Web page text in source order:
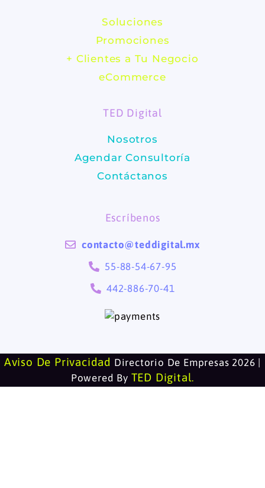
c
e
b
o
k
t
a
r
a
m
Soluciones
Promociones
+ Clientes a Tu Negocio
eCommerce
TED Digital
Nosotros
Agendar Consultoría
Contáctanos
Escríbenos
contacto@teddigital.mx
55-88-54-67-95
442-886-70-41
Aviso De Privacidad Directorio De Empresas 2026 |
Powered By TED Digital.